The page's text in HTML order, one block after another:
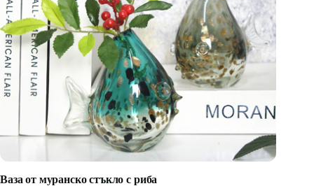
Ваза от муранско стъкло с риба